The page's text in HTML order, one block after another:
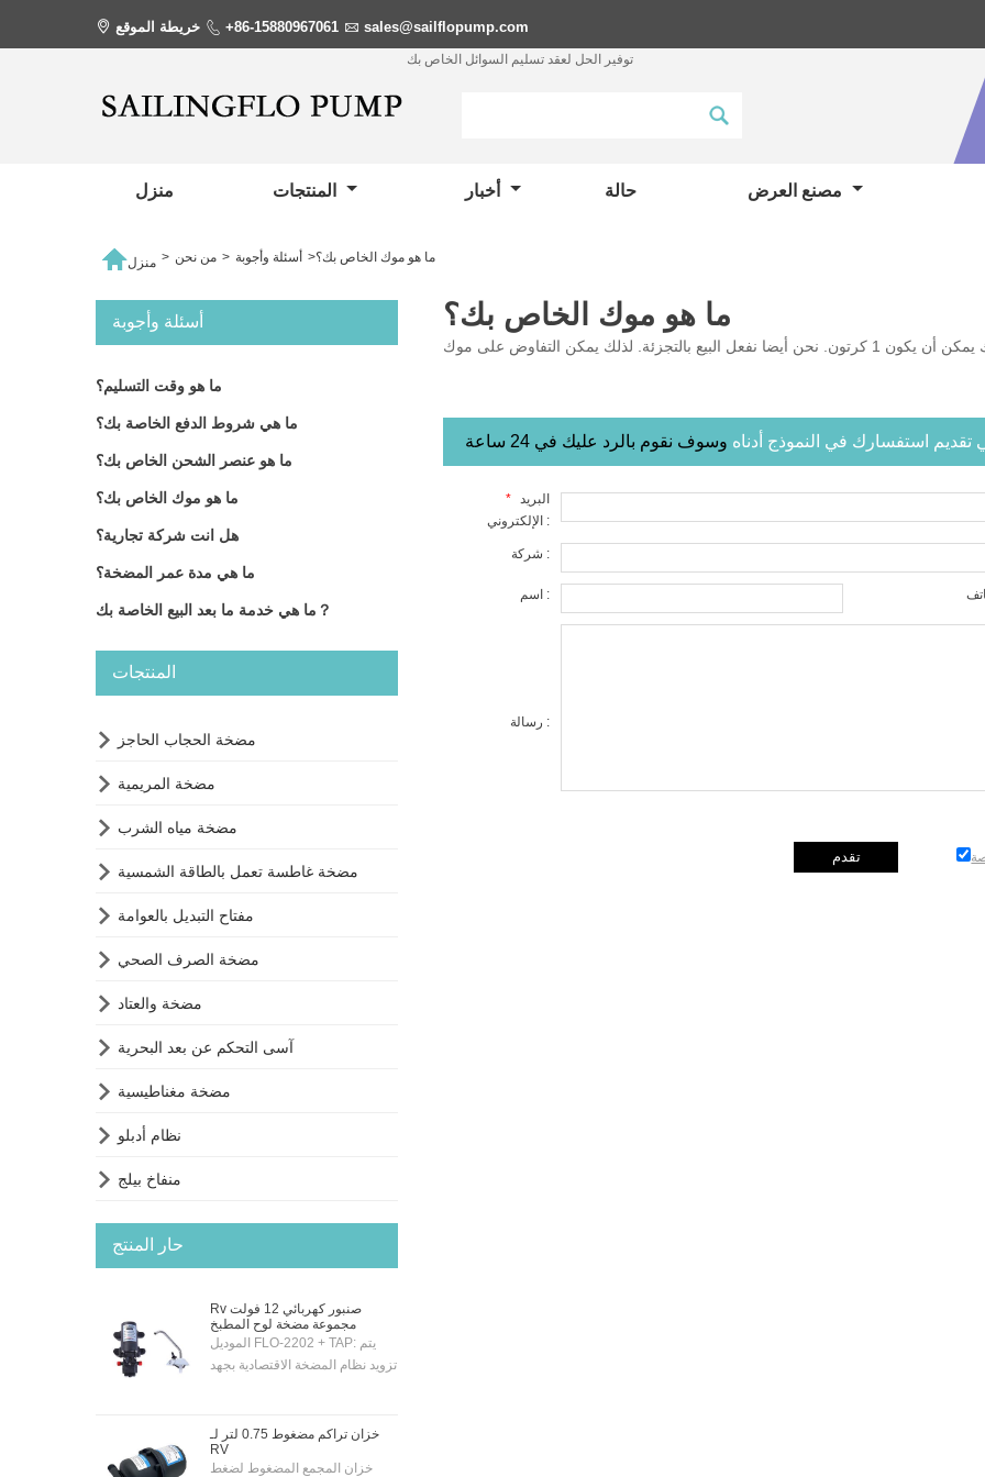
 خريطة الموقع  +86-15880967061  sales@sailflopump.com
توفير الحل لعقد تسليم السوائل الخاص بك
منزل حالة
منزل > من نحن > أسئلة وأجوبة >ما هو موك الخاص بك؟
ما هو موك الخاص بك؟
تقديم استفسارك في النموذج أدناه وسوف نقوم بالرد عليك في 24 ساعة
*
الإلكتروني :
شركة :
اسم :
رسالة :
أسئلة وأجوبة
ما هو وقت التسليم؟
ما هي شروط الدفع الخاصة بك؟
ما هو عنصر الشحن الخاص بك؟
ما هو موك الخاص بك؟
هل انت شركة تجارية؟
ما هي مدة عمر المضخة؟
ما هي خدمة ما بعد البيع الخاصة بك？
المنتجات
 مضخة الحجاب الحاجز
 مضخة المريمية
 مضخة مياه الشرب
 مضخة غاطسة تعمل بالطاقة الشمسية
 مفتاح التبديل بالعوامة
 مضخة الصرف الصحي
 مضخة والعتاد
 آسى التحكم عن بعد البحرية
 مضخة مغناطيسية
 نظام أدبلو
 منفاخ بيلج
حار المنتج
Rv صنبور كهربائي 12 فولت
مجموعة مضخة لوح المطبخ
الموديل FLO-2202 + TAP: يتم
تزويد نظام المضخة الاقتصادية بجهد
فولت - بحيث يمكن تنشيط
المضخة تلقائيًا عن طريق مفتاح
خزان تراكم مضغوط 0.75 لتر لـ
RV
خزان المجمع المضغوط لضغط